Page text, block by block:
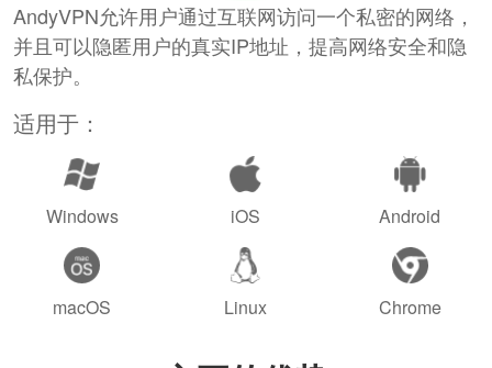
AndyVPN允许用户通过互联网访问一个私密的网络，
并且可以隐匿用户的真实IP地址，提高网络安全和隐
私保护。
适用于：
Windows iOS Android
macOS Linux Chrome